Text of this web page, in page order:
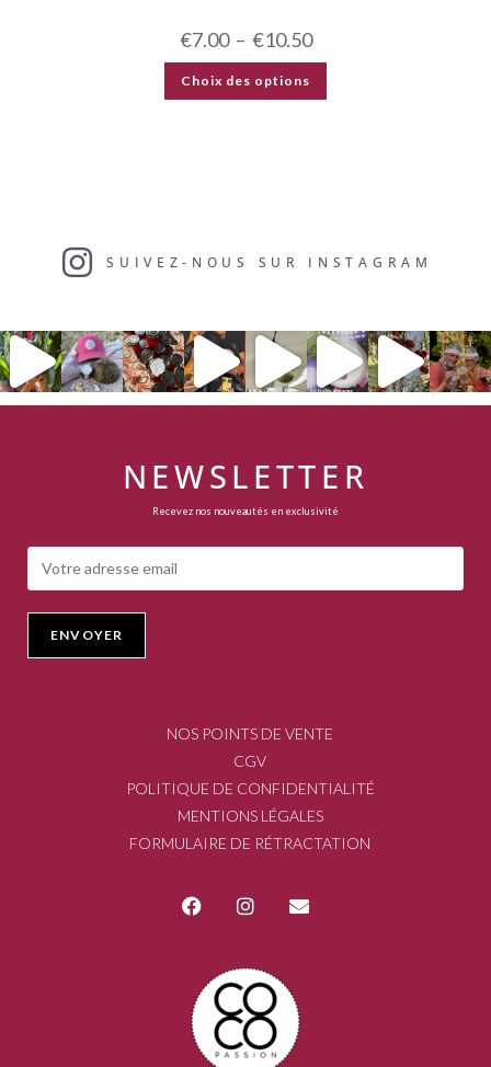
€7.00 – €10.50
Choix des options
SUIVEZ-NOUS SUR INSTAGRAM​
NEWSLETTER
Recevez nos nouveautés en exclusivité
NOS POINTS DE VENTE
CGV
POLITIQUE DE CONFIDENTIALITÉ
MENTIONS LÉGALES
FORMULAIRE DE RÉTRACTATION